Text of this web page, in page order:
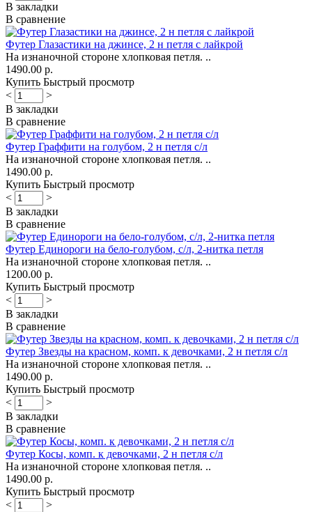
В закладки
В сравнение
Футер Глазастики на джинсе, 2 н петля с лайкрой
На изнаночной стороне хлопковая петля. ..
1490.00 р.
Купить Быстрый просмотр
<
>
В закладки
В сравнение
Футер Граффити на голубом, 2 н петля с/л
На изнаночной стороне хлопковая петля. ..
1490.00 р.
Купить Быстрый просмотр
<
>
В закладки
В сравнение
Футер Единороги на бело-голубом, с/л, 2-нитка петля
На изнаночной стороне хлопковая петля. ..
1200.00 р.
Купить Быстрый просмотр
<
>
В закладки
В сравнение
Футер Звезды на красном, комп. к девочками, 2 н петля с/л
На изнаночной стороне хлопковая петля. ..
1490.00 р.
Купить Быстрый просмотр
<
>
В закладки
В сравнение
Футер Косы, комп. к девочками, 2 н петля с/л
На изнаночной стороне хлопковая петля. ..
1490.00 р.
Купить Быстрый просмотр
<
>